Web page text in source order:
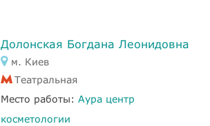
Долонская Богдана Леонидовна
м. Киев
Театральная
Место работы: Аура центр
косметологии